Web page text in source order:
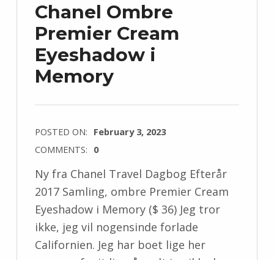
Chanel Ombre
Premier Cream
Eyeshadow i
Memory
POSTED ON: February 3, 2023
COMMENTS: 0
Ny fra Chanel Travel Dagbog Efterår
2017 Samling, ombre Premier Cream
Eyeshadow i Memory ($ 36) Jeg tror
ikke, jeg vil nogensinde forlade
Californien. Jeg har boet lige her